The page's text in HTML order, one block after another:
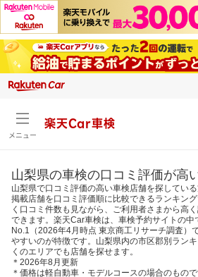
メニュー
楽天Car車検
山梨県の車検の口コミ評価が高
山梨県で口コミ評価の高い車検店舗を探してい
掲載店舗を口コミ評価順に比較できるランキン
く口コミ件数も見ながら、ご利用者さまから高
できます。楽天Car車検は、車検予約サイトの中
No.1（2026年4月時点 東京商工リサーチ調査）
やすいのが特徴です。山梨県内の市区郡別ラン
くのエリアでも店舗を探せます。
＊2026年8月更新
＊価格は軽自動車・モデルコースの場合のもの